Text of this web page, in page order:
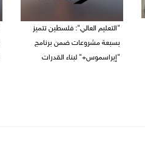
"التعليم العالي": فلسطين تتميز
بسبعة مشروعات ضمن برنامج
"إيراسموس+" لبناء القدرات